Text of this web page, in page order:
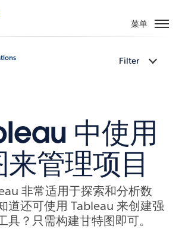
菜单
Filter
中使用
管理项目
非常适用于探索和分析数
道还可使用 Tableau 来创建强
具？只需构建甘特图即可。